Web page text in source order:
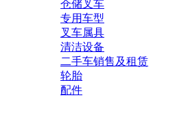
仓储叉车
专用车型
叉车属具
清洁设备
二手车销售及租赁
轮胎
配件